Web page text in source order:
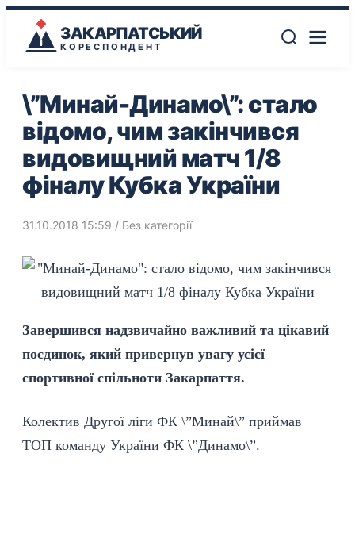
ЗАКАРПАТСЬКИЙ
КОРЕСПОНДЕНТ
\”Минай-Динамо\”: стало
відомо, чим закінчився
видовищний матч 1/8
фіналу Кубка України
31.10.2018 15:59 / Без категорії
Завершився надзвичайно важливий та цікавий
поєдинок, який привернув увагу усієї
спортивної спільноти Закарпаття.
Колектив Другої ліги ФК \”Минай\” приймав
ТОП команду України ФК \”Динамо\”.